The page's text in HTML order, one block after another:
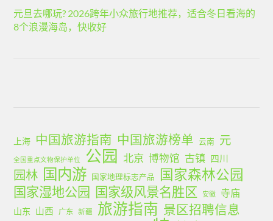
元旦去哪玩? 2026跨年小众旅行地推荐，适合冬日看海的
8个浪漫海岛，快收好
上海 中国旅游指南 中国旅游榜单 云南 元
全国重点文物保护单位 公园 北京 博物馆 古镇 四川
园林 国内游 国家地理标志产品 国家森林公园
国家湿地公园 国家级风景名胜区 安徽 寺庙
山东 山西 广东 新疆 旅游指南 景区招聘信息